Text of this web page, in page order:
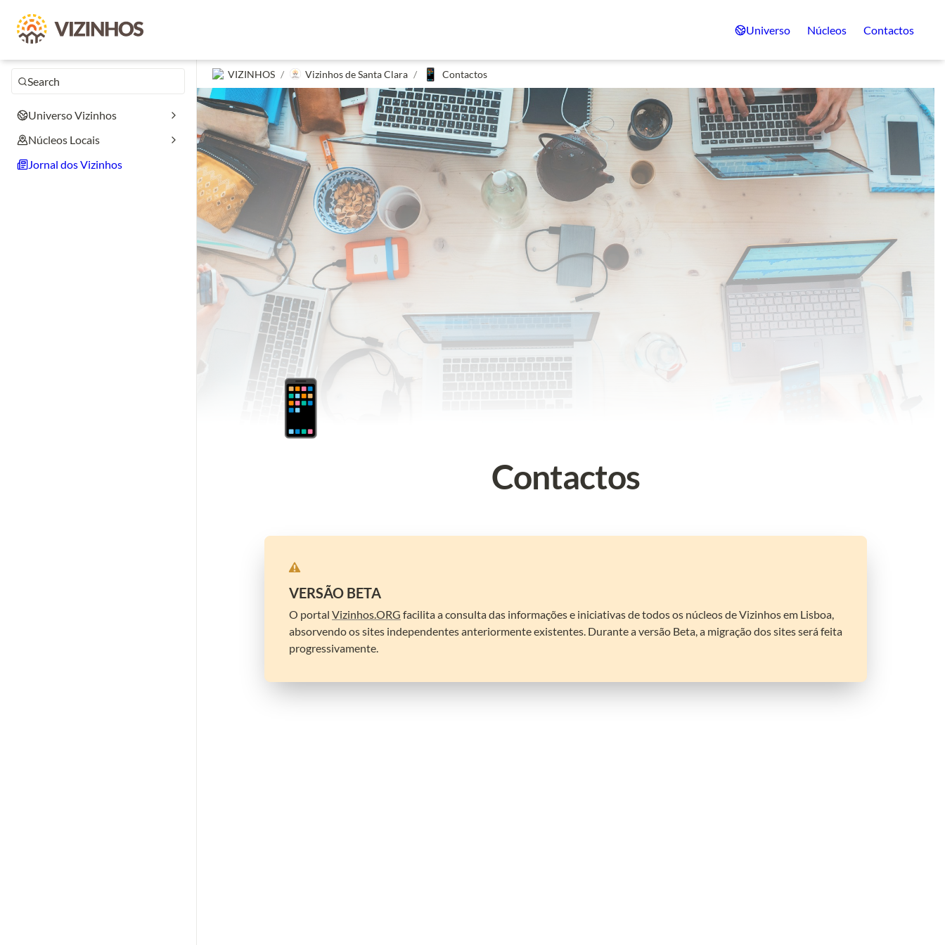
Universo Núcleos Contactos
Search
Universo Vizinhos
Núcleos Locais
Jornal dos Vizinhos
VIZINHOS / Vizinhos de Santa Clara / 📱 Contactos
📱
Contactos
VERSÃO BETA
O portal Vizinhos.ORG facilita a consulta das informações e iniciativas de todos os núcleos de Vizinhos em Lisboa,
absorvendo os sites independentes anteriormente existentes. Durante a versão Beta, a migração dos sites será feita
progressivamente.